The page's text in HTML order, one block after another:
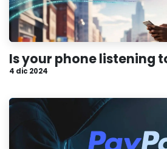
Is your phone listening
4 dic 2024